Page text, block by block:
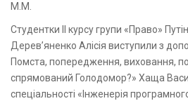
М.М.
Студентки ІІ курсу групи «Право»
Дерев’яненко Алісія виступили з
Помста, попередження, виховання,
спрямований Голодомор?» Хаща
спеціальності «Інженерія